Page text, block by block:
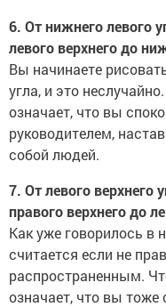
6. От нижнего левого
левого верхнего до
Вы начинаете
угла, и это
означает, что вы
руководителем,
собой людей.
7. От левого верхнего
правого верхнего до
Как уже говорилось в
считается если не
распространенным.
означает, что вы тоже